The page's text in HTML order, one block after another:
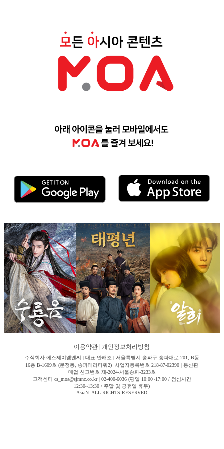
이용약관 개인정보처리방침
주식회사 에스제이엠엔씨 | 대표 안해조 | 서울특별시 송파구 송파대로 201, B동
16층 B-1609호 (문정동, 송파테라타워2) 사업자등록번호 218-87-02390 | 통신판
매업 신고번호 제-2024-서울송파-3233호
고객센터 cs_moa@sjmnc.co.kr | 02-400-6036 (평일 10:00~17:00 / 점심시간
12:30~13:30 / 주말 및 공휴일 휴무)
AsiaN. ALL RIGHTS RESERVED